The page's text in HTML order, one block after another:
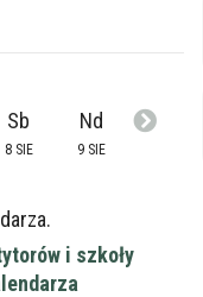
Sb
8 SIE
Nd
9 SIE
i szkoły